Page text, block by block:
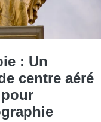
: Un
centre aéré